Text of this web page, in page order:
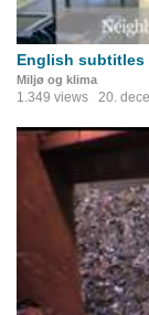
English subtitles
Miljø og klima
1.349 views 20.